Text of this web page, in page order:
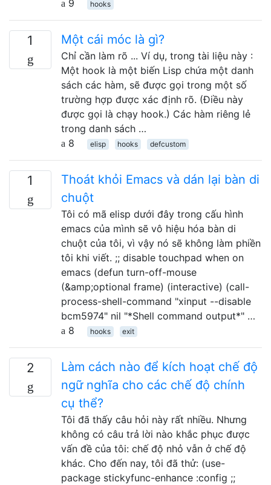
9 hooks
1 Một cái móc là gì?
Chỉ cần làm rõ ... Ví dụ, trong tài liệu này :
Một hook là một biến Lisp chứa một danh
sách các hàm, sẽ được gọi trong một số
trường hợp được xác định rõ. (Điều này
được gọi là chạy hook.) Các hàm riêng lẻ
trong danh sách …
8
elisp hooks defcustom
1
Thoát khỏi Emacs và dán lại bàn di
chuột
Tôi có mã elisp dưới đây trong cấu hình
emacs của mình sẽ vô hiệu hóa bàn di
chuột của tôi, vì vậy nó sẽ không làm phiền
tôi khi viết. ;; disable touchpad when on
emacs (defun turn-off-mouse
(&amp;optional frame) (interactive) (call-
process-shell-command "xinput --disable
bcm5974" nil "*Shell command output*" …
8
hooks exit
2
Làm cách nào để kích hoạt chế độ
ngữ nghĩa cho các chế độ chính
cụ thể?
Tôi đã thấy câu hỏi này rất nhiều. Nhưng
không có câu trả lời nào khắc phục được
vấn đề của tôi: chế độ nhỏ vẫn ở chế độ
khác. Cho đến nay, tôi đã thử: (use-
package stickyfunc-enhance :config ;;